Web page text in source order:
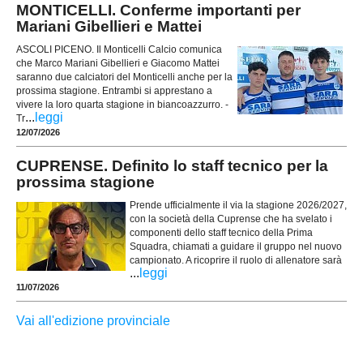
MONTICELLI. Conferme importanti per
Mariani Gibellieri e Mattei
ASCOLI PICENO. Il Monticelli Calcio comunica
che Marco Mariani Gibellieri e Giacomo Mattei
saranno due calciatori del Monticelli anche per la
prossima stagione. Entrambi si apprestano a
vivere la loro quarta stagione in biancoazzurro. -
Tr... leggi
12/07/2026
CUPRENSE. Definito lo staff tecnico per la
prossima stagione
Prende ufficialmente il via la stagione 2026/2027,
con la società della Cuprense che ha svelato i
componenti dello staff tecnico della Prima
Squadra, chiamati a guidare il gruppo nel nuovo
campionato. A ricoprire il ruolo di allenatore sarà
... leggi
11/07/2026
Vai all'edizione provinciale